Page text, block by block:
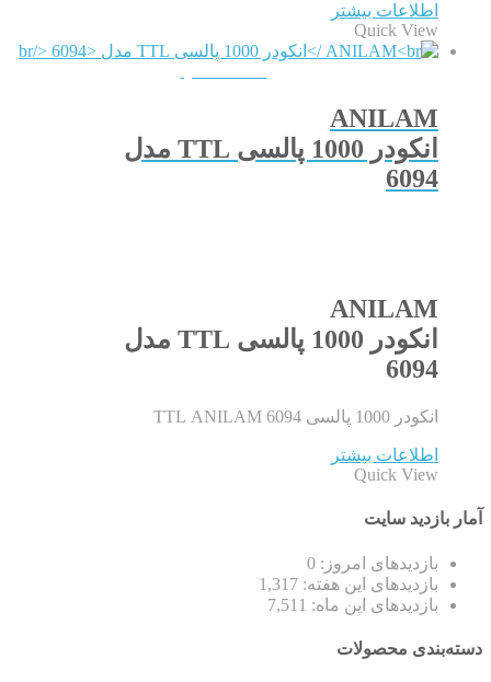
اطلاعات بیشتر
Quick View
ANILAM
انکودر 1000 پالسی TTL مدل
6094
ANILAM
انکودر 1000 پالسی TTL مدل
6094
انکودر 1000 پالسی TTL ANILAM 6094
اطلاعات بیشتر
Quick View
آمار بازدید سایت
بازدیدهای امروز: 0
بازدیدهای این هفته: 1,317
بازدیدهای این ماه: 7,511
دسته‌بندی محصولات